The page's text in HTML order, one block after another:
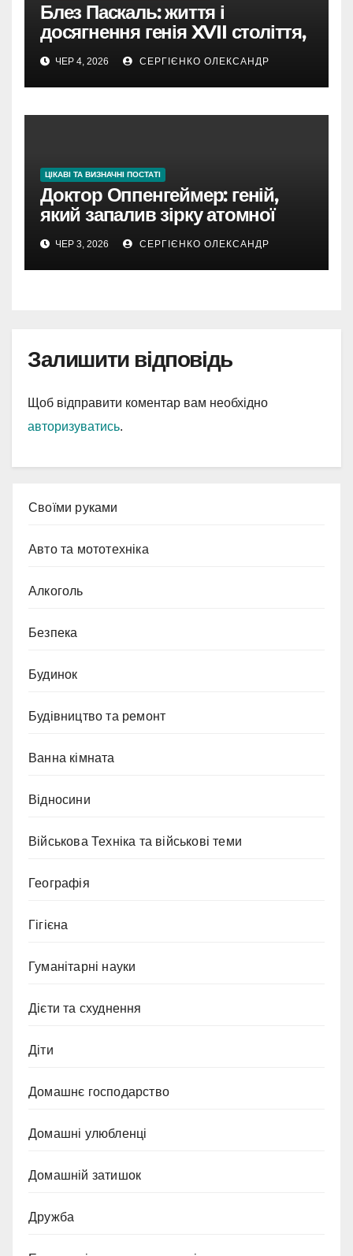
Блез Паскаль: життя і
досягнення генія XVII століття,
який поєднав науку та віру
ЧЕР 4, 2026 СЕРГІЄНКО ОЛЕКСАНДР
ЦІКАВІ ТА ВИЗНАЧНІ ПОСТАТІ
Доктор Оппенгеймер: геній,
який запалив зірку атомної
епохи
ЧЕР 3, 2026 СЕРГІЄНКО ОЛЕКСАНДР
Залишити відповідь
Щоб відправити коментар вам необхідно
авторизуватись.
Cвоїми руками
Авто та мототехніка
Алкоголь
Безпека
Будинок
Будівництво та ремонт
Ванна кімната
Відносини
Військова Техніка та військові теми
Географія
Гігієна
Гуманітарні науки
Дієти та схуднення
Діти
Домашнє господарство
Домашні улюбленці
Домашній затишок
Дружба